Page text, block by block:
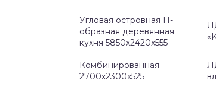
Угловая островная П-
образная деревянная
кухня 5850х2420х555
Комбинированная
2700х2300х525